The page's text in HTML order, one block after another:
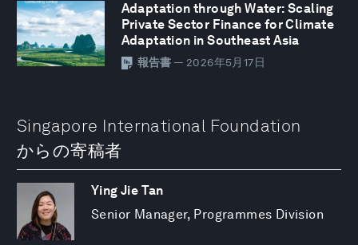
Adaptation through Water: Scaling
Private Sector Finance for Climate
Adaptation in Southeast Asia
報告書 — 2026年5月17日
Singapore International Foundation
からの寄稿者
Ying Jie Tan
Senior Manager, Programmes Division